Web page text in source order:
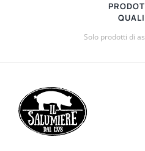
Solo prodotti di